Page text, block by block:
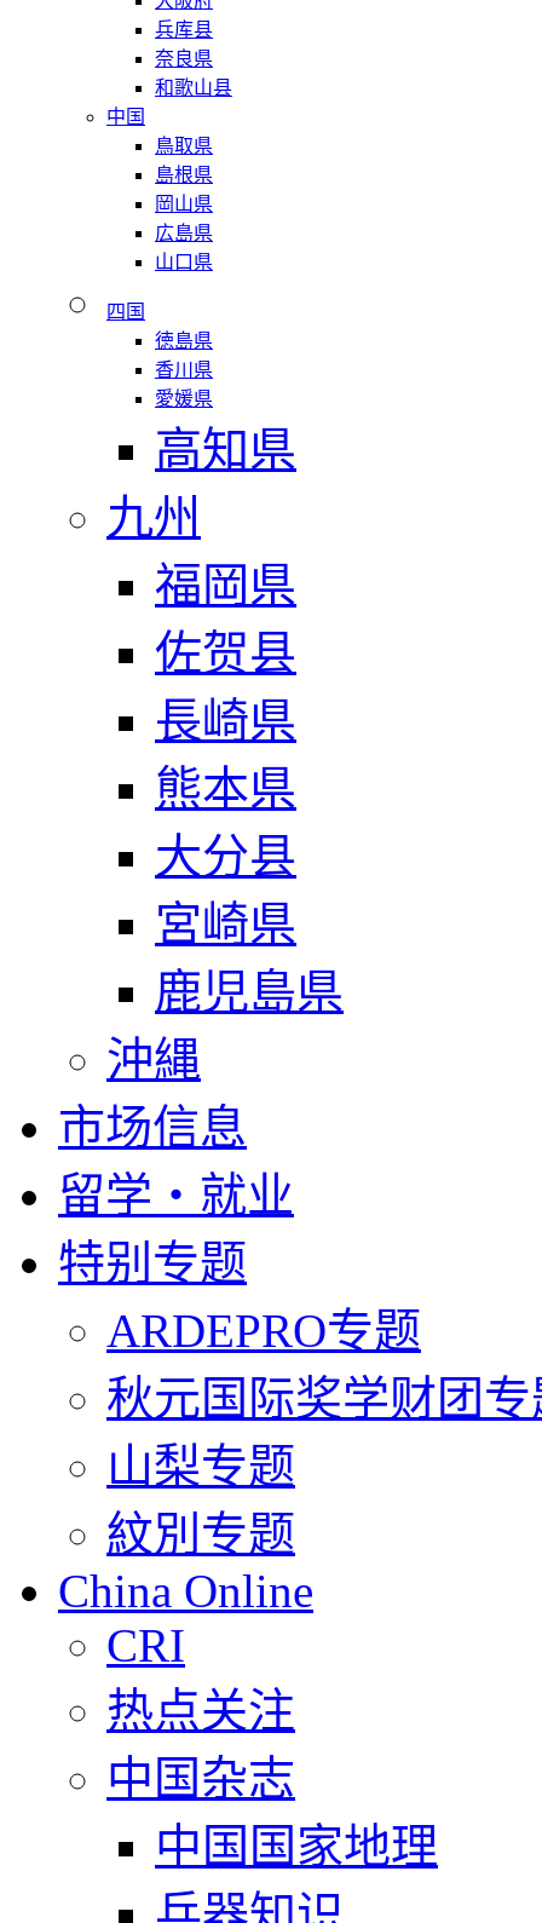
兵库县
奈良県
和歌山县
中国
鳥取県
島根県
岡山県
広島県
山口県
四国
徳島県
香川県
愛媛県
高知県
九州
福岡県
佐贺县
長崎県
熊本県
大分县
宮崎県
鹿児島県
沖縄
市场信息
留学・就业
特别专题
ARDEPRO专题
秋元国际奖学财团专
山梨专题
紋別专题
China Online
CRI
热点关注
中国杂志
中国国家地理